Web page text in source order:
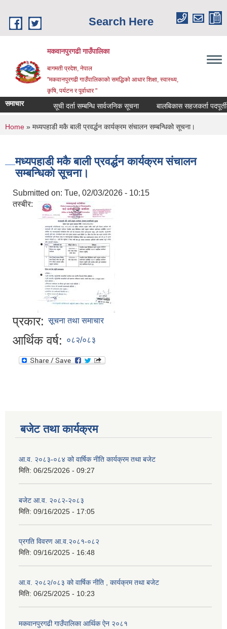
Search Here
मकवानपुरगढी गाउँपालिका
बागमती प्रदेश, नेपाल
"मकवानपुरगढी गाउँपालिकाको समद्धिको आधार शिक्षा, स्‍वास्‍थ्‍य,
कृषि, पर्यटन र पूर्वाधार "
समाचार सूची दर्ता सम्बन्धि सार्वजनिक सूचना बालबिकास सहजकर्ता पदपूर्तीका
You are here
Home » मध्यपहाडी मकै बाली प्रवर्द्धन कार्यक्रम संचालन सम्बन्धिको सूचना।
मध्यपहाडी मकै बाली प्रवर्द्धन कार्यक्रम संचालन
सम्बन्धिको सूचना।
Submitted on: Tue, 02/03/2026 - 10:15
तस्बीर:
प्रकार: सूचना तथा समाचार
आर्थिक वर्ष: ०८२/०८३
बजेट तथा कार्यक्रम
आ.व. २०८३-०८४ को वार्षिक नीति कार्यक्रम तथा बजेट
मिति: 06/25/2026 - 09:27
बजेट आ.व. २०८२-२०८३
मिति: 09/16/2025 - 17:05
प्रगति विवरण आ.व.२०८१-०८२
मिति: 09/16/2025 - 16:48
आ.व. २०८२/०८३ को वार्षिक नीति , कार्यक्रम तथा बजेट
मिति: 06/25/2025 - 10:23
मकवानपुरगढी गाउँपालिका आर्थिक ‌‌‌ऐन २०८१